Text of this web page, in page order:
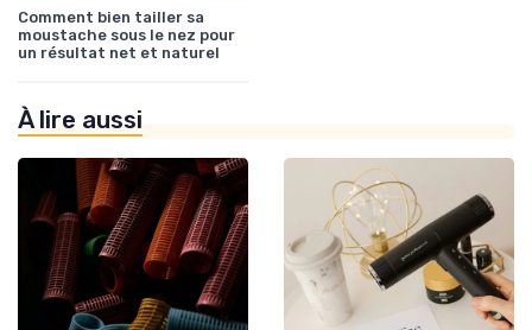
Comment bien tailler sa
moustache sous le nez pour
un résultat net et naturel
À lire aussi